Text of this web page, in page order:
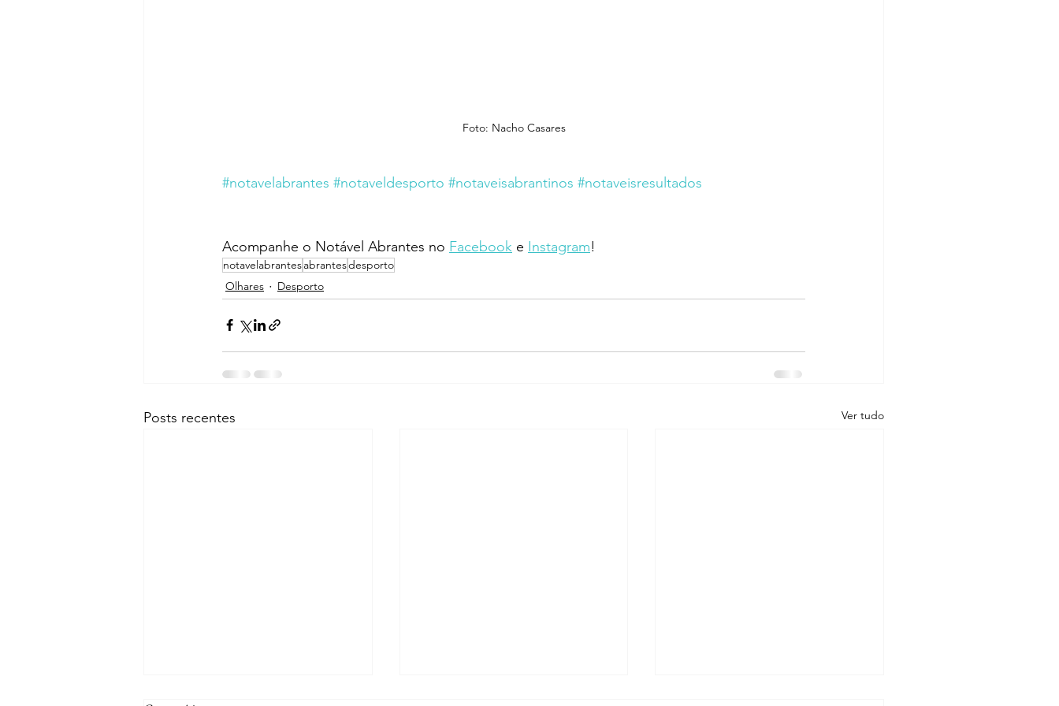
Foto: Nacho Casares
#notavelabrantes #notaveldesporto #notaveisabrantinos #notaveisresultados
Acompanhe o Notável Abrantes no Facebook e Instagram!
notavelabrantesabrantesdesporto
Olhares
Desporto
Posts recentes Ver tudo